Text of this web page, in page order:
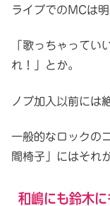
ライブでのMCは明
「歌っちゃってい
れ！」とか。
ノブ加入以前には
一般的なロックの
間椅子」にはそれ
和嶋にも鈴木